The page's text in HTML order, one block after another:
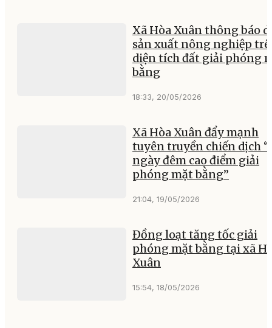
Xã Hòa Xuân thông báo
sản xuất nông nghiệp
diện tích đất giải phóng
bằng
18:33, 20/05/2026
Xã Hòa Xuân đẩy mạnh
tuyên truyền chiến dịch
ngày đêm cao điểm giải
phóng mặt bằng”
21:04, 19/05/2026
Đồng loạt tăng tốc giải
phóng mặt bằng tại xã
Xuân
15:54, 18/05/2026